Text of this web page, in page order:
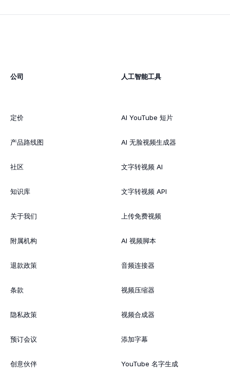
公司
定价
产品路线图
社区
知识库
关于我们
附属机构
退款政策
条款
隐私政策
预订会议
创意伙伴
人工智能工具
AI YouTube 短片
AI 无脸视频生成器
文字转视频 AI
文字转视频 API
上传免费视频
AI 视频脚本
音频连接器
视频压缩器
视频合成器
添加字幕
YouTube 名字生成